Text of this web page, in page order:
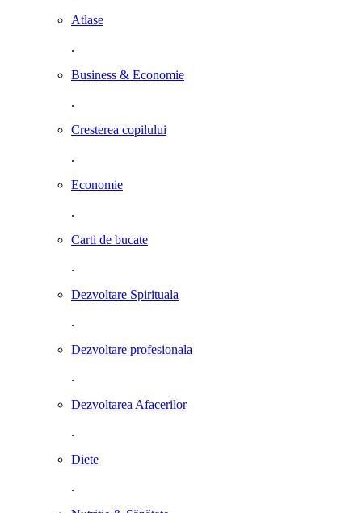
Atlase
.
Business & Economie
.
Cresterea copilului
.
Economie
.
Carti de bucate
.
Dezvoltare Spirituala
.
Dezvoltare profesionala
.
Dezvoltarea Afacerilor
.
Diete
.